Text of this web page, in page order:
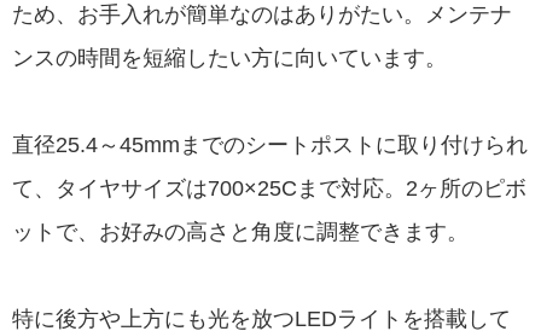
ため、お手入れが簡単なのはありがたい。メンテナ
ンスの時間を短縮したい方に向いています。
直径25.4～45mmまでのシートポストに取り付けられ
て、タイヤサイズは700×25Cまで対応。2ヶ所のピボ
ットで、お好みの高さと角度に調整できます。
特に後方や上方にも光を放つLEDライトを搭載して